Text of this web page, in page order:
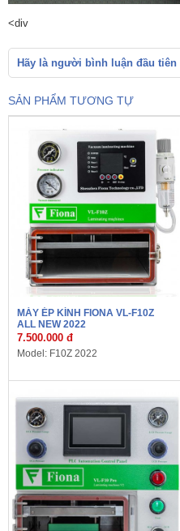
<div
Hãy là người bình luận đầu tiên
SẢN PHẨM TƯƠNG TỰ
MÁY ÉP KÍNH FIONA VL-F10Z
ALL NEW 2022
7.500.000 đ
Model: F10Z 2022